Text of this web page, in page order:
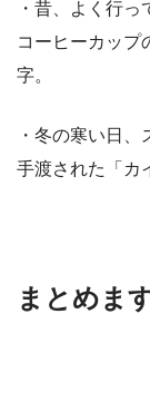
・昔、よく行っ
コーヒーカップ
字。
・冬の寒い日
手渡された「カ
まとめま